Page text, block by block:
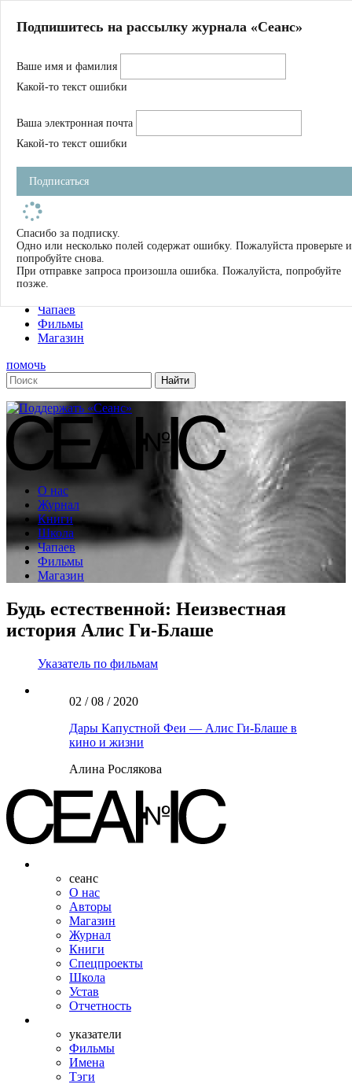
Магазин
Журнал
Школа
Устав
Фильмы
Имена
Тэги
О нас
Журнал
Книги
Чапаев
Фильмы
Магазин
помочь
О нас
Журнал
Книги
Школа
Чапаев
Фильмы
Магазин
Будь естественной: Неизвестная
история Алис Ги-Блаше
Указатель по фильмам
02 / 08 / 2020
Дары Капустной Феи — Алис Ги-Блаше в
кино и жизни
Алина Рослякова
сеанс
О нас
Авторы
Магазин
Журнал
Книги
Спецпроекты
Школа
Устав
Отчетность
указатели
Фильмы
Имена
Тэги
Подпишитесь на рассылку журнала «Сеанс»
Ваше имя и фамилия
Какой-то текст ошибки
Ваша электронная почта
Какой-то текст ошибки
Подписаться
Спасибо за подписку.
Одно или несколько полей содержат ошибку. Пожалуйста проверьте и
попробуйте снова.
При отправке запроса произошла ошибка. Пожалуйста, попробуйте
позже.